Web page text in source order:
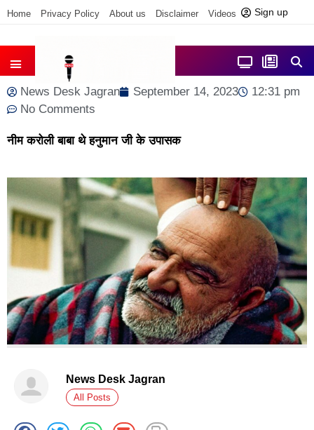
Home Privacy Policy About us Disclaimer Videos Contact us
Sign up
News Desk Jagran September 14, 2023
12:31 pm
No Comments
नीम करोली बाबा थे हनुमान जी के उपासक
News Desk Jagran
All Posts